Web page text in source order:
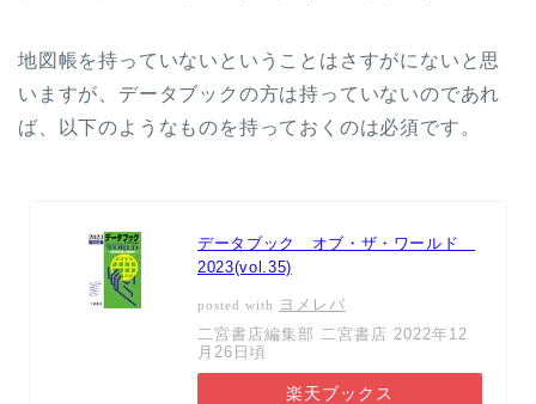
地図帳を持っていないということはさすがにないと思
いますが、データブックの方は持っていないのであれ
ば、以下のようなものを持っておくのは必須です。
データブック オブ・ザ・ワールド
2023(vol.35)
posted with
ヨメレバ
二宮書店編集部 二宮書店 2022年12
月26日頃
楽天ブックス